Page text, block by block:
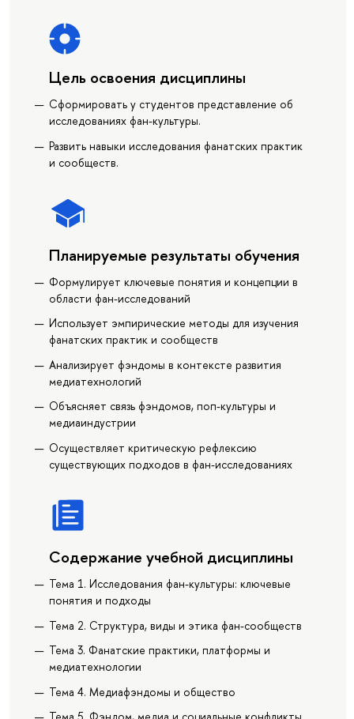
Цель освоения дисциплины
Сформировать у студентов представление об
исследованиях фан-культуры.
Развить навыки исследования фанатских практик
и сообществ.
Планируемые результаты обучения
Формулирует ключевые понятия и концепции в
области фан-исследований
Использует эмпирические методы для изучения
фанатских практик и сообществ
Анализирует фэндомы в контексте развития
медиатехнологий
Объясняет связь фэндомов, поп-культуры и
медиаиндустрии
Осуществляет критическую рефлексию
существующих подходов в фан-исследованиях
Содержание учебной дисциплины
Тема 1. Исследования фан-культуры: ключевые
понятия и подходы
Тема 2. Структура, виды и этика фан-сообществ
Тема 3. Фанатские практики, платформы и
медиатехнологии
Тема 4. Медиафэндомы и общество